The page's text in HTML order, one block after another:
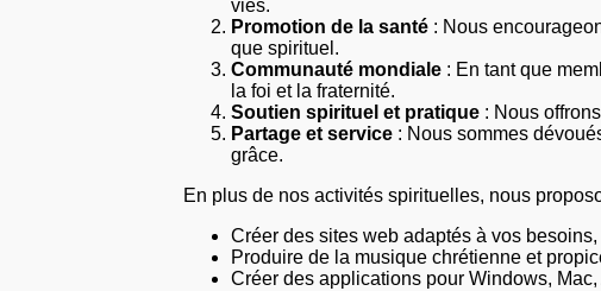
vies.
Promotion de la santé : Nous
que spirituel.
Communauté mondiale : En tant que
la foi et la fraternité.
Soutien spirituel et pratique : Nous
Partage et service : Nous sommes
grâce.
En plus de nos activités spirituelles, nous
Créer des sites web adaptés à vos besoins,
Produire de la musique chrétienne et
Créer des applications pour Windows,